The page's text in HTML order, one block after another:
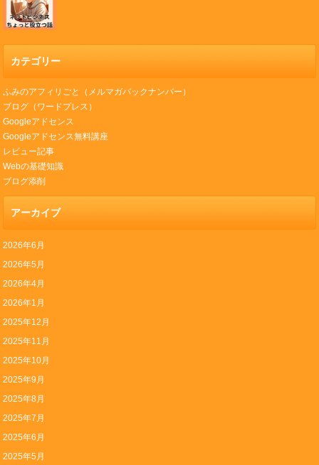
カテゴリー
ふみのアフィリごと（メルマガバックナンバー）
ブログ（ワードプレス）
Googleアドセンス
Googleアドセンス無料講座
レビュー記事
Webの基礎知識
ブログ添削
アーカイブ
2026年6月
2026年5月
2026年4月
2026年1月
2025年12月
2025年11月
2025年10月
2025年9月
2025年8月
2025年7月
2025年6月
2025年5月